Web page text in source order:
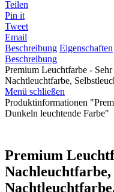
Teilen
Pin it
Tweet
Email
Beschreibung Eigenschaften
Beschreibung
Premium Leuchtfarbe -
Nachtleuchtfarbe,
Menü schließen
Produktinformationen
Dunkeln leuchtende Farbe"
Premium